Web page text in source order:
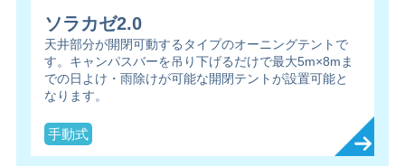
ソラカゼ2.0
天井部分が開閉可動するタイプのオーニングテントで
す。キャンパスバーを吊り下げるだけで最大5m×8mま
での日よけ・雨除けが可能な開閉テントが設置可能と
なります。
手動式